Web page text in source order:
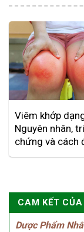
Viêm khớp
Nguyên nhân,
chứng và cách
CAM KẾT
Dược Phẩm